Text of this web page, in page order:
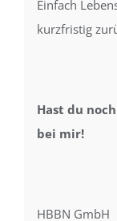
Einfach
kurzfristig
Hast du
bei mir!
HBBN GmbH